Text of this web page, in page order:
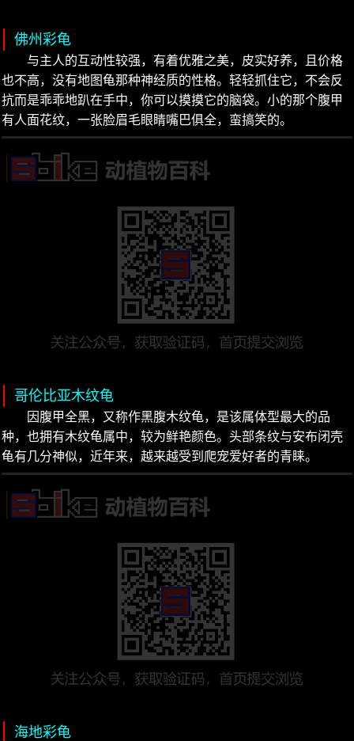
佛州彩龟
与主人的互动性较强，有着优雅之美，皮实好养，且价格
也不高，没有地图龟那种神经质的性格。轻轻抓住它，不会反
抗而是乖乖地趴在手中，你可以摸摸它的脑袋。小的那个腹甲
有人面花纹，一张脸眉毛眼睛嘴巴俱全，蛮搞笑的。
哥伦比亚木纹龟
因腹甲全黑，又称作黑腹木纹龟，是该属体型最大的品
种，也拥有木纹龟属中，较为鲜艳颜色。头部条纹与安布闭壳
龟有几分神似，近年来，越来越受到爬宠爱好者的青睐。
海地彩龟